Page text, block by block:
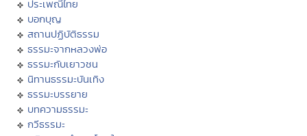
ประเพณีไทย
บอกบุญ
สถานปฏิบัติธรรม
ธรรมะจากหลวงพ่อ
ธรรมะกับเยาวชน
นิทานธรรมะบันเทิง
ธรรมะบรรยาย
บทความธรรมะ
กวีธรรมะ